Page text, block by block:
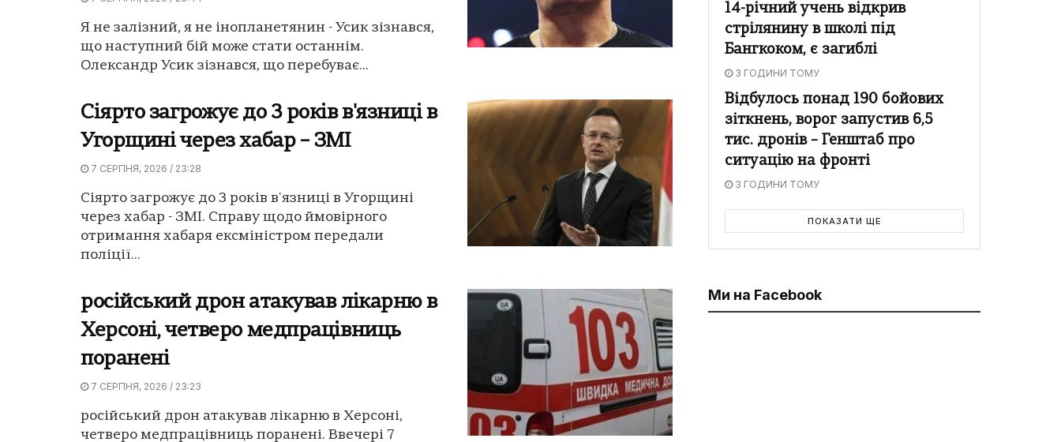
Я не залізний, я не інопланетянин - Усик зізнався,
що наступний бій може стати останнім.
Олександр Усик зізнався, що перебуває...
Сіярто загрожує до 3 років в'язниці в
Угорщині через хабар – ЗМІ
7 СЕРПНЯ, 2026 / 23:28
Сіярто загрожує до 3 років в'язниці в Угорщині
через хабар - ЗМІ. Справу щодо ймовірного
отримання хабаря ексміністром передали
поліції...
російський дрон атакував лікарню в
Херсоні, четверо медпрацівниць
поранені
7 СЕРПНЯ, 2026 / 23:23
російський дрон атакував лікарню в Херсоні,
четверо медпрацівниць поранені. Ввечері 7
14-річний учень відкрив
стрілянину в школі під
Бангкоком, є загиблі
3 ГОДИНИ ТОМУ
Відбулось понад 190 бойових
зіткнень, ворог запустив 6,5
тис. дронів – Генштаб про
ситуацію на фронті
3 ГОДИНИ ТОМУ
ПОКАЗАТИ ЩЕ
Ми на Facebook